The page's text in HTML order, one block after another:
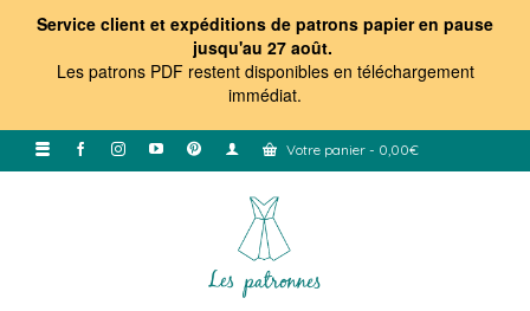
Service client et expéditions de patrons papier en pause
jusqu'au 27 août.
Les patrons PDF restent disponibles en téléchargement
immédiat.
Votre panier - 0,00€